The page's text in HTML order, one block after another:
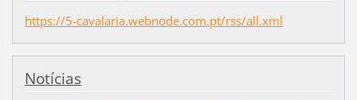
https://5-cavalaria.webnode.com.pt/rss/all.xml
Notícias